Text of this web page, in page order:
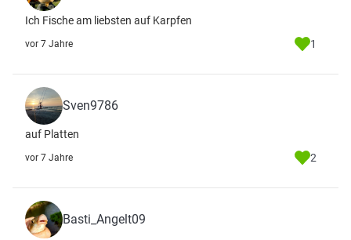
Ich Fische am liebsten auf Karpfen
vor 7 Jahre 1
Sven9786
auf Platten
vor 7 Jahre 2
Basti_Angelt09